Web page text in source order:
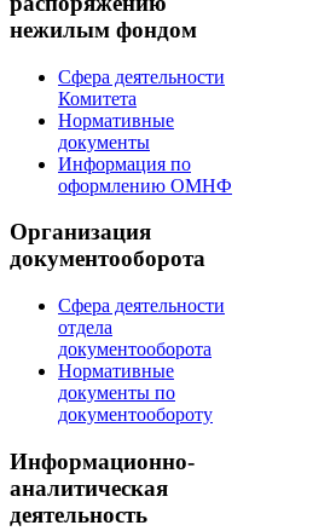
нежилым фондом
Сфера деятельности
Комитета
Нормативные
документы
Информация по
оформлению ОМНФ
Организация
документооборота
Сфера деятельности
отдела
документооборота
Нормативные
документы по
документообороту
Информационно-
аналитическая
деятельность